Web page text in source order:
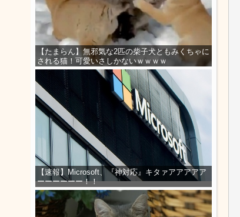
【たまらん】無邪気な2匹の柴子犬ともみくちゃに
される猫！可愛いさしかないｗｗｗｗ
【速報】Microsoft、『神対応』キタァアアアアア
ーーーーーー！！